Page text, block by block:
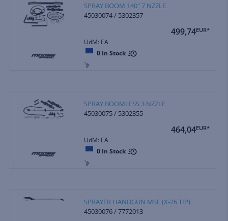
SPRAY BOOM 140" 7 NZZLE
45030074 / 5302357
499,74EUR*
UdM: EA
0 In Stock
SPRAY BOOMLESS 3 NZZLE
45030075 / 5302355
464,04EUR*
UdM: EA
0 In Stock
SPRAYER HANDGUN MSE (X-26 TIP)
45030076 / 7772013